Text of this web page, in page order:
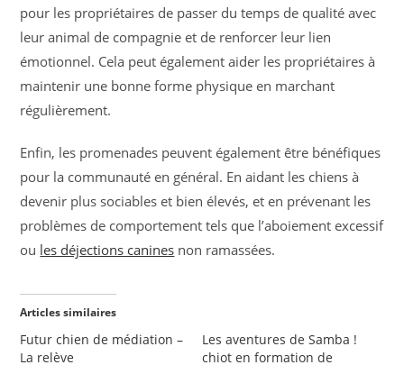
pour les propriétaires de passer du temps de qualité avec
leur animal de compagnie et de renforcer leur lien
émotionnel. Cela peut également aider les propriétaires à
maintenir une bonne forme physique en marchant
régulièrement.
Enfin, les promenades peuvent également être bénéfiques
pour la communauté en général. En aidant les chiens à
devenir plus sociables et bien élevés, et en prévenant les
problèmes de comportement tels que l’aboiement excessif
ou les déjections canines non ramassées.
Articles similaires
Futur chien de médiation –
La relève
Les aventures de Samba !
chiot en formation de